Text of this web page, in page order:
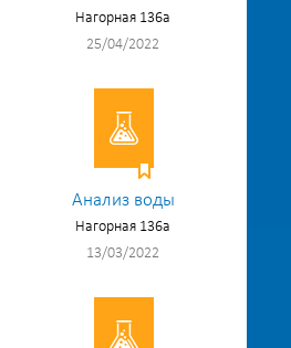
Нагорная 136а
25/04/2022
Анализ воды
Нагорная 136а
13/03/2022